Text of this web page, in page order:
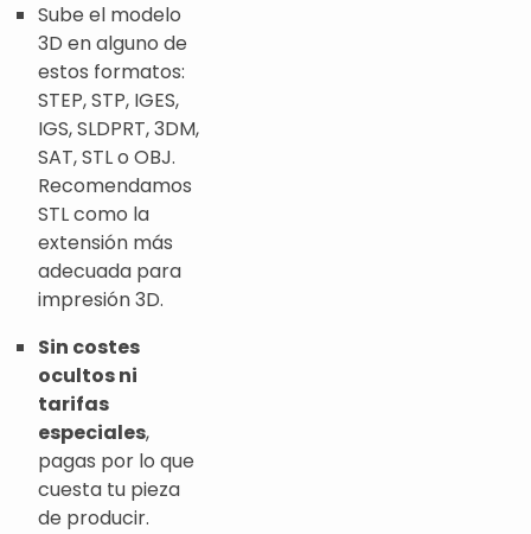
Sube el modelo
3D en alguno de
estos formatos:
STEP, STP, IGES,
IGS, SLDPRT, 3DM,
SAT, STL o OBJ.
Recomendamos
STL como la
extensión más
adecuada para
impresión 3D.
Sin costes
ocultos ni
tarifas
especiales,
pagas por lo que
cuesta tu pieza
de producir.